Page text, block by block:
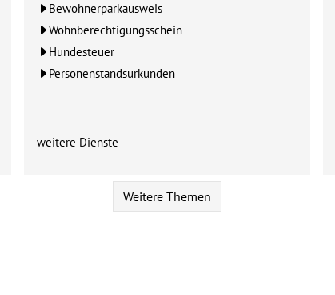
Bewohnerparkausweis
Wohnberechtigungsschein
Hundesteuer
Personenstandsurkunden
weitere Dienste
Zum Inhalt der Kachel "Top 10 Dienste"
Weitere Themen